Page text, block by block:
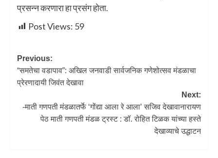
प्रसन्न करणारा हा प्रसंग होता.
Post Views: 59
Previous:
“समतेचा वडापाव”: अखिल जनवाडी सार्वजनिक गणेशोत्सव मंडळाचा
प्रेरणादायी जिवंत देखावा
Next:
-माती गणपती मंडळातर्फे ‘गोंद्या आला रे आला’ सजिव देखावानारायण
पेठ माती गणपती मंडळ ट्रस्ट : डॉ. रोहित टिळक यांच्या हस्ते
देखाव्याचे उद्धाटन